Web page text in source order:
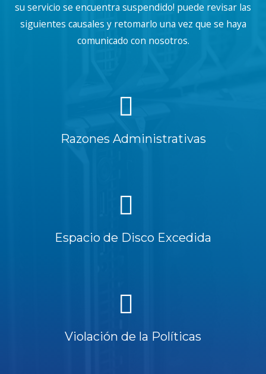
su servicio se encuentra suspendido! puede revisar las
siguientes causales y retomarlo una vez que se haya
comunicado con nosotros.
Razones Administrativas
Espacio de Disco Excedida
Violación de la Políticas